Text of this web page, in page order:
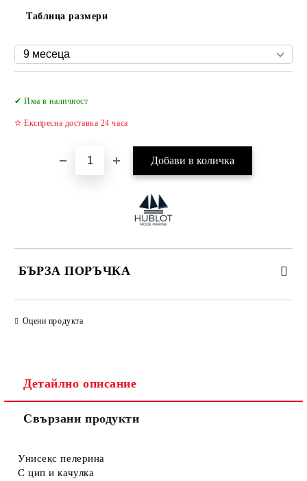
Таблица размери
✔ Има в наличност
✫ Експресна доставка 24 часа
БЪРЗА ПОРЪЧКА
Ние ще се свържем с вас в рамките на работния ден.
Оцени продукта
Детайлно описание
Свързани продукти
Унисекс пелерина
С цип и качулка